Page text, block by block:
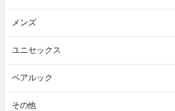
メンズ
ユニセックス
ペアルック
その他